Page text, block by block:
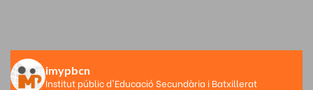
imypbcn
Institut públic d'Educació Secundària i Batxillerat